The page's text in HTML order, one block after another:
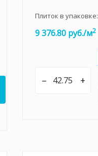
Плиток в упаковке:
9 376.80 руб./м2
– +